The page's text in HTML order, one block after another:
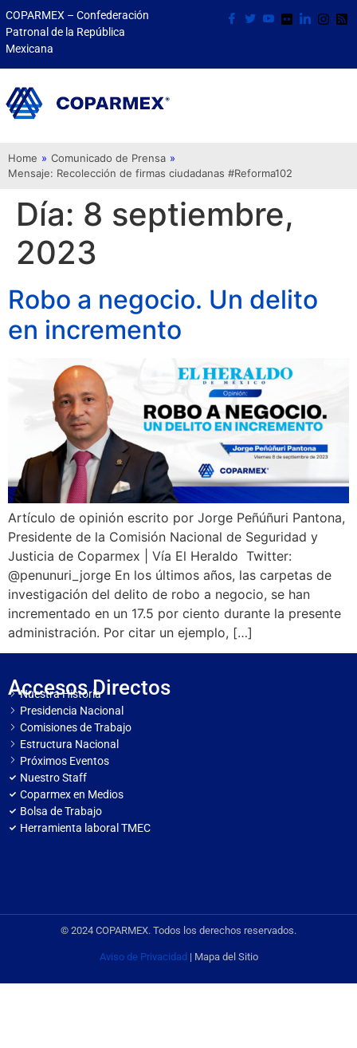
COPARMEX – Confederación
Patronal de la República
Mexicana
Home » Comunicado de Prensa »
Mensaje: Recolección de firmas ciudadanas #Reforma102
Día: 8 septiembre,
2023
Robo a negocio. Un delito
en incremento
Artículo de opinión escrito por Jorge Peñúñuri Pantona,
Presidente de la Comisión Nacional de Seguridad y
Justicia de Coparmex | Vía El Heraldo Twitter:
@penunuri_jorge En los últimos años, las carpetas de
investigación del delito de robo a negocio, se han
incrementado en un 17.5 por ciento durante la presente
administración. Por citar un ejemplo, […]
Accesos Directos
Nuestra Historia
Presidencia Nacional
Comisiones de Trabajo
Estructura Nacional
Próximos Eventos
Nuestro Staff
Coparmex en Medios
Bolsa de Trabajo
Herramienta laboral TMEC
© 2024 COPARMEX. Todos los derechos reservados.
Aviso de Privacidad | Mapa del Sitio